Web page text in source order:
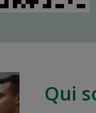
Qui